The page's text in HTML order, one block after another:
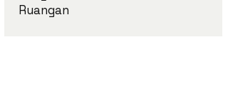
Ruangan